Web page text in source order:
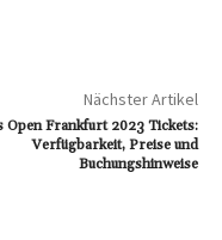
Nächster Artikel
Open Frankfurt 2023 Tickets:
Verfügbarkeit, Preise und
Buchungshinweise